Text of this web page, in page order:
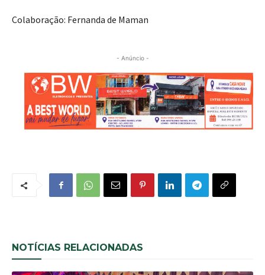
Colaboração: Fernanda de Maman
- Anúncio -
NOTÍCIAS RELACIONADAS